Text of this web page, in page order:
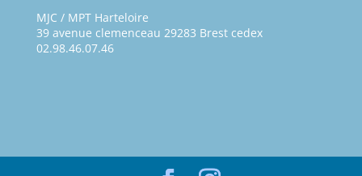
MJC / MPT Harteloire
39 avenue clemenceau 29283 Brest cedex
02.98.46.07.46